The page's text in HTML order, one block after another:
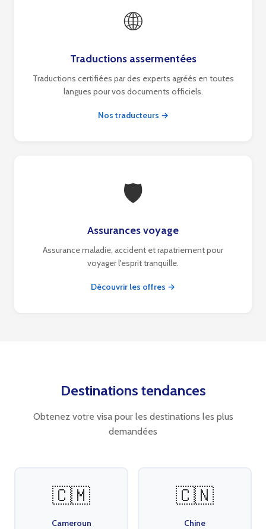
🌐
Traductions assermentées
Traductions certifiées par des experts agréés en toutes
langues pour vos documents officiels.
Nos traducteurs →
🛡
Assurances voyage
Assurance maladie, accident et rapatriement pour
voyager l'esprit tranquille.
Découvrir les offres →
Destinations tendances
Obtenez votre visa pour les destinations les plus
demandées
🇨🇲
Cameroun
🇨🇳
Chine